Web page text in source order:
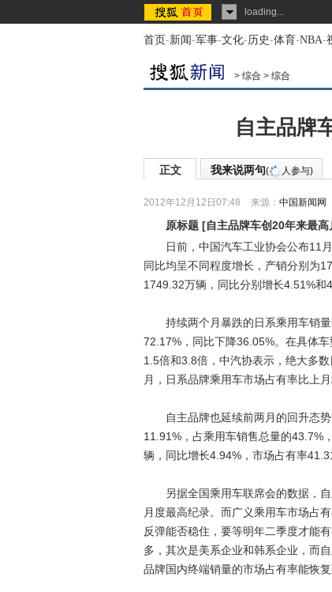
loading...
首页-新闻-军事-文化-历史-体育-NBA-
> 综合 > 综合
自主品牌
正文 我来说两句( 人参与)
2012年12月12日07:48 来源： 中国新闻网
原标题 [自主品牌车创20年来最
日前，中国汽车工业协会公布11月
同比均呈不同程度增长，产销分别为
1749.32万辆，同比分别增长4.51%和
持续两个月暴跌的日系乘用车销量
72.17%，同比下降36.05%。在具体
1.5倍和3.8倍，中汽协表示，绝大多
月，日系品牌乘用车市场占有率比上
自主品牌也延续前两月的回升态势
11.91%，占乘用车销售总量的43.7%
辆，同比增长4.94%，市场占有率
另据全国乘用车联席会的数据，自
月度最高纪录。而广义乘用车市场占
反弹能否稳住，要等明年二季度才能
多，其次是美系企业和韩系企业，而
品牌国内终端销量的市场占有率能恢